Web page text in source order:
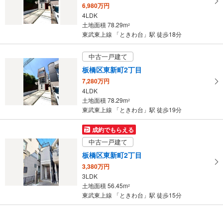
6,980万円
4LDK
土地面積 78.29m2
東武東上線 「ときわ台」駅 徒歩18分
中古一戸建て
板橋区東新町2丁目
7,280万円
4LDK
土地面積 78.29m2
東武東上線 「ときわ台」駅 徒歩19分
成約でもらえる
中古一戸建て
板橋区東新町2丁目
3,380万円
3LDK
土地面積 56.45m2
東武東上線 「ときわ台」駅 徒歩15分